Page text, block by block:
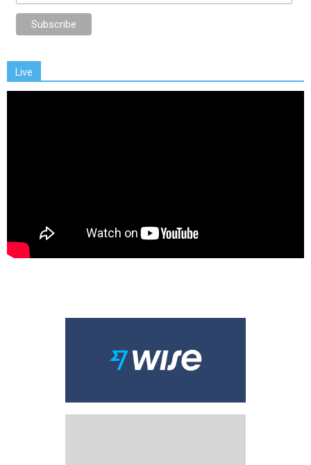
Live